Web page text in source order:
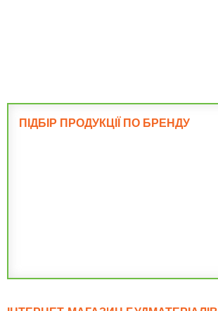
ПІДБІР ПРОДУКЦІЇ ПО БРЕНДУ